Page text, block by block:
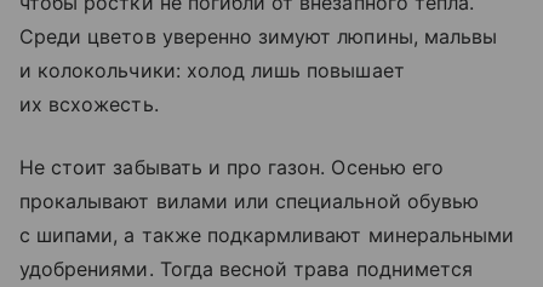
Среди цветов уверенно зимуют люпины, мальвы
и колокольчики: холод лишь повышает
их всхожесть.
Не стоит забывать и про газон. Осенью его
прокалывают вилами или специальной обувью
с шипами, а также подкармливают минеральными
удобрениями. Тогда весной трава поднимется